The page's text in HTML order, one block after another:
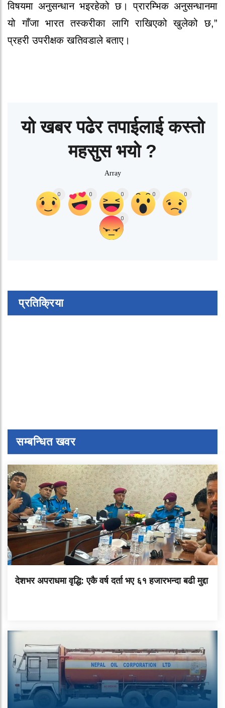
विषयमा अनुसन्धान भइरहेको छ। प्रारम्भिक अनुसन्धानमा
यो गाँजा भारत तस्करीका लागि राखिएको खुलेको छ,”
प्रहरी उपरीक्षक खतिवडाले बताए।
यो खबर पढेर तपाईलाई कस्तो
महसुस भयो ?
Array
0 0 0 0 0
0
प्रतिक्रिया
सम्बन्धित खवर
देशभर अपराधमा वृद्धि: एकै वर्ष दर्ता भए ६१ हजारभन्दा बढी मुद्दा